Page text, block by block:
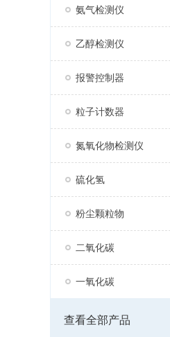
氨气检测仪
乙醇检测仪
报警控制器
粒子计数器
氮氧化物检测仪
硫化氢
粉尘颗粒物
二氧化碳
一氧化碳
查看全部产品